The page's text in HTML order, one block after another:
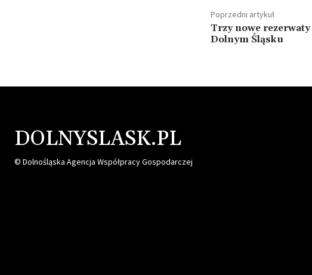
Poprzedni artykuł
Trzy nowe
Dolnym Śląsku
DOLNYSLASK.PL
© Dolnośląska Agencja Współpracy Gospodarczej